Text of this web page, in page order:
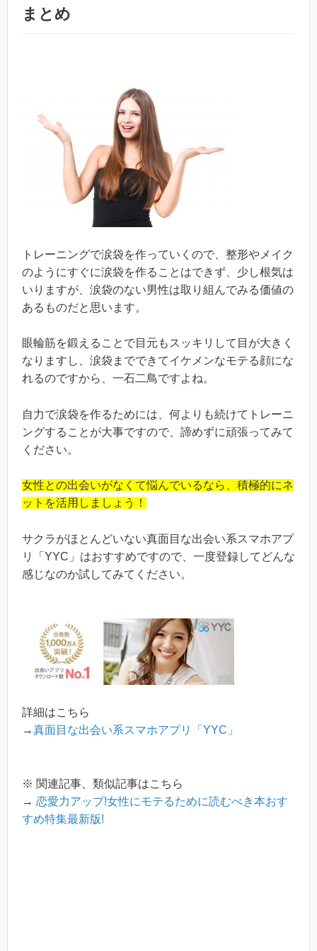
まとめ
トレーニングで涙袋を作っていくので、整形やメイク
のようにすぐに涙袋を作ることはできず、少し根気は
いりますが、涙袋のない男性は取り組んでみる価値の
あるものだと思います。
眼輪筋を鍛えることで目元もスッキリして目が大きく
なりますし、涙袋までできてイケメンなモテる顔にな
れるのですから、一石二鳥ですよね。
自力で涙袋を作るためには、何よりも続けてトレーニ
ングすることが大事ですので、諦めずに頑張ってみて
ください。
女性との出会いがなくて悩んでいるなら、積極的にネ
ットを活用しましょう！
サクラがほとんどいない真面目な出会い系スマホアプ
リ「YYC」はおすすめですので、一度登録してどんな
感じなのか試してみてください。
詳細はこちら
→真面目な出会い系スマホアプリ「YYC」
※ 関連記事、類似記事はこちら
→ 恋愛力アップ!女性にモテるために読むべき本おす
すめ特集最新版!